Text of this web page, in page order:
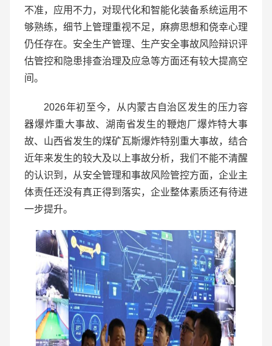
不准，应用不力，对现代化和智能化装备系统运用不
够熟练，细节上管理重视不足，麻痹思想和侥幸心理
仍任存在。安全生产管理、生产安全事故风险辩识评
估管控和隐患排查治理及应急等方面还有较大提高空
间。
2026年初至今，从内蒙古自治区发生的压力容
器爆炸重大事故、湖南省发生的鞭炮厂爆炸特大事
故、山西省发生的煤矿瓦斯爆炸特别重大事故，结合
近年来发生的较大及以上事故分析，我们不能不清醒
的认识到，从安全管理和事故风险管控方面，企业主
体责任还没有真正得到落实，企业整体素质还有待进
一步提升。